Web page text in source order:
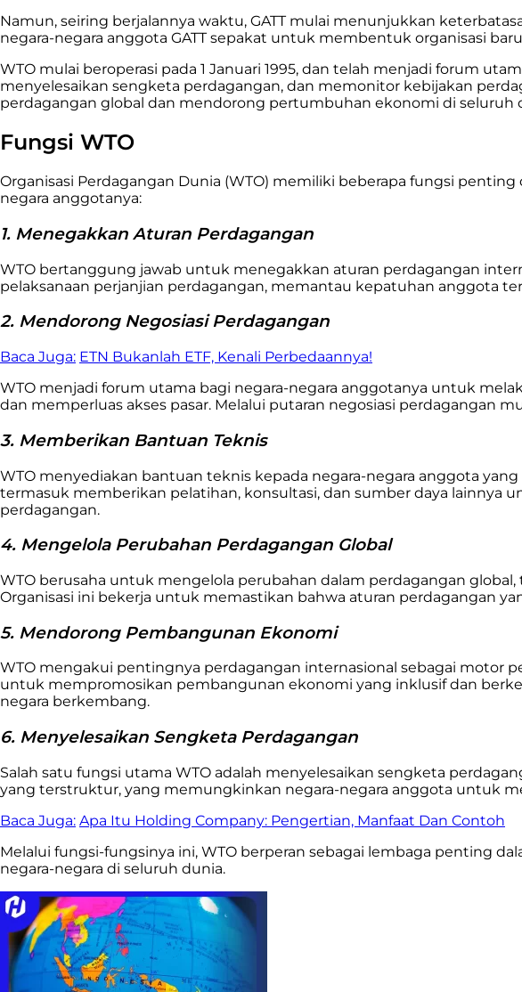
Namun, seiring berjalannya waktu, GATT mulai menunjukkan
negara-negara anggota GATT sepakat untuk membentuk organisasi
WTO mulai beroperasi pada 1 Januari 1995, dan telah menjadi forum
menyelesaikan sengketa perdagangan, dan memonitor kebijakan
perdagangan global dan mendorong pertumbuhan ekonomi di seluruh
Fungsi WTO
Organisasi Perdagangan Dunia (WTO) memiliki beberapa fungsi
negara anggotanya:
1. Menegakkan Aturan Perdagangan
WTO bertanggung jawab untuk menegakkan aturan perdagangan
pelaksanaan perjanjian perdagangan, memantau kepatuhan anggota
2. Mendorong Negosiasi Perdagangan
Baca Juga: ETN Bukanlah ETF, Kenali Perbedaannya!
WTO menjadi forum utama bagi negara-negara anggotanya untuk
dan memperluas akses pasar. Melalui putaran negosiasi perdagangan
3. Memberikan Bantuan Teknis
WTO menyediakan bantuan teknis kepada negara-negara anggota
termasuk memberikan pelatihan, konsultasi, dan sumber daya
perdagangan.
4. Mengelola Perubahan Perdagangan Global
WTO berusaha untuk mengelola perubahan dalam perdagangan
Organisasi ini bekerja untuk memastikan bahwa aturan perdagangan
5. Mendorong Pembangunan Ekonomi
WTO mengakui pentingnya perdagangan internasional sebagai motor
untuk mempromosikan pembangunan ekonomi yang inklusif dan
negara berkembang.
6. Menyelesaikan Sengketa Perdagangan
Salah satu fungsi utama WTO adalah menyelesaikan sengketa
yang terstruktur, yang memungkinkan negara-negara anggota untuk
Baca Juga: Apa Itu Holding Company: Pengertian, Manfaat Dan Contoh
Melalui fungsi-fungsinya ini, WTO berperan sebagai lembaga penting
negara-negara di seluruh dunia.